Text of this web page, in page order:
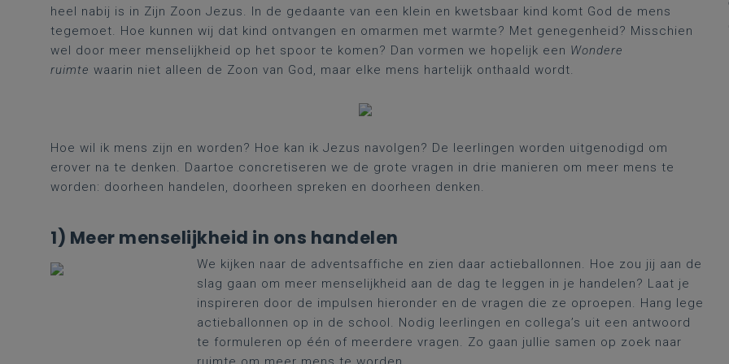
heel nabij is in Zijn Zoon Jezus. In de gedaante van een klein en kwetsbaar kind komt God de mens
tegemoet. Hoe kunnen wij dat kind ontvangen en omarmen met warmte? Met genegenheid? Misschien
wel door meer menselijkheid op het spoor te komen? Dan vormen we hopelijk een Wondere
ruimte waarin niet alleen de Zoon van God, maar elke mens hartelijk onthaald wordt.
Hoe wil ik mens zijn en worden? Hoe kan ik Jezus navolgen? De leerlingen worden uitgenodigd om
erover na te denken. Daartoe concretiseren we de grote vragen in drie manieren om meer mens te
worden: doorheen handelen, doorheen spreken en doorheen denken.
1) Meer menselijkheid in ons handelen
We kijken naar de adventsaffiche en zien daar actieballonnen. Hoe zou jij aan de
slag gaan om meer menselijkheid aan de dag te leggen in je handelen? Laat je
inspireren door de impulsen hieronder en de vragen die ze oproepen. Hang lege
actieballonnen op in de school. Nodig leerlingen en collega’s uit een antwoord
te formuleren op één of meerdere vragen. Zo gaan jullie samen op zoek naar